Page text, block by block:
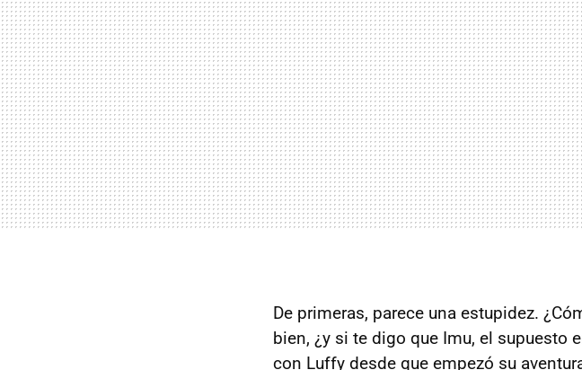
De primeras, parece una estupidez.
bien, ¿y si te digo que Imu, el supuesto
con Luffy desde que empezó su